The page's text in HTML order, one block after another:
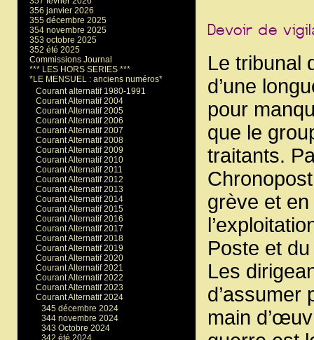
Le tribunal
d’une
pour
que le
traitants.
grève et
Poste et
Les
d’assumer
main
356 janvier 2026
355 décembre 2025
354 novembre 2025
353 octobre 2025
352 été 2025
Commissions Journal
*** LES HORS SERIES ***
*LE MENSUEL : anciens numéros*
Courant alternatif 1980-1991
Courant Alternatif 2004
Courant Alternatif 2005
Courant Alternatif 2006
Courant Alternatif 2007
Courant Alternatif 2008
Courant Alternatif 2009
Courant Alternatif 2010
Courant Alternatif 2011
Courant Alternatif 2012
Courant Alternatif 2013
Courant Alternatif 2014
Courant Alternatif 2015
Courant Alternatif 2016
Courant Alternatif 2017
Courant Alternatif 2018
Courant Alternatif 2019
Courant Alternatif 2020
Courant Alternatif 2021
Courant Alternatif 2022
Courant Alternatif 2023
Courant Alternatif 2024
345 décembre 2024
344 novembre 2024
343 Octobre 2024